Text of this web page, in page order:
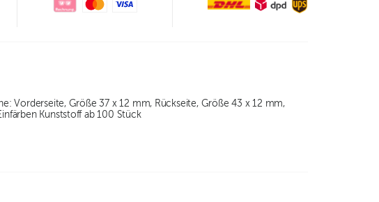
Vorderseite, Größe 37 x 12 mm, Rückseite, Größe 43 x 12 mm,
Kunststoff ab 100 Stück